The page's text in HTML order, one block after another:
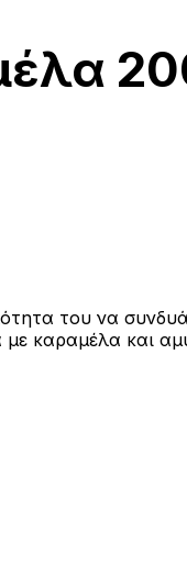
του να
με καραμέλα και